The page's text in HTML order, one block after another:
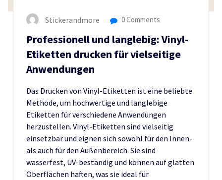
Stickerandmore 0 Comments
Professionell und langlebig: Vinyl-
Etiketten drucken für vielseitige
Anwendungen
Das Drucken von Vinyl-Etiketten ist eine beliebte
Methode, um hochwertige und langlebige
Etiketten für verschiedene Anwendungen
herzustellen. Vinyl-Etiketten sind vielseitig
einsetzbar und eignen sich sowohl für den Innen-
als auch für den Außenbereich. Sie sind
wasserfest, UV-beständig und können auf glatten
Oberflächen haften, was sie ideal für